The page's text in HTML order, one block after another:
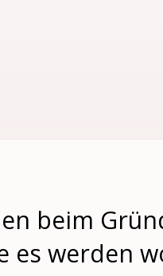
beim
es werden